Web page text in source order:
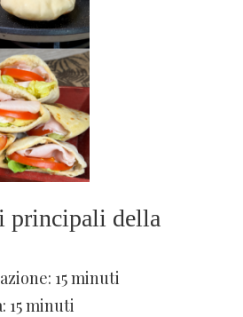
principali della
15 minuti
15 minuti